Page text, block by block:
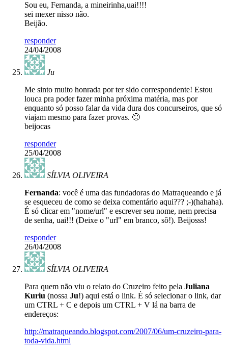
Sou eu, Fernanda, a mineirinha,uai!!!!
sei mexer nisso não.
Beijão.
responder
24/04/2008
Ju
Me sinto muito honrada por ter sido correspondente! Estou
louca pra poder fazer minha próxima matéria, mas por
enquanto só posso falar da vida dura dos concurseiros, que só
viajam mesmo para fazer provas. 🙁
beijocas
responder
25/04/2008
SÍLVIA OLIVEIRA
Fernanda: você é uma das fundadoras do Matraqueando e já
se esqueceu de como se deixa comentário aqui??? ;-)(hahaha).
É só clicar em "nome/url" e escrever seu nome, nem precisa
de senha, uai!!! (Deixe o "url" em branco, sô!). Beijosss!
responder
26/04/2008
SÍLVIA OLIVEIRA
Para quem não viu o relato do Cruzeiro feito pela Juliana
Kuriu (nossa Ju!) aqui está o link. É só selecionar o link, dar
um CTRL + C e depois um CTRL + V lá na barra de
endereços:
http://matraqueando.blogspot.com/2007/06/um-cruzeiro-para-
toda-vida.html